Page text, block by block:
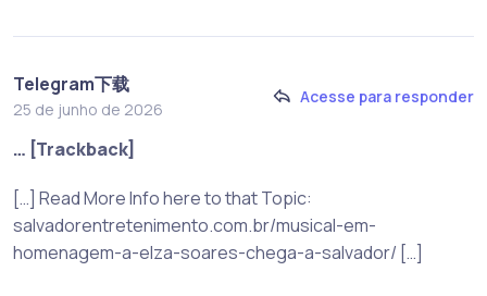
Telegram下载
25 de junho de 2026
Acesse para responder
… [Trackback]
[…] Read More Info here to that Topic:
salvadorentretenimento.com.br/musical-em-
homenagem-a-elza-soares-chega-a-salvador/ […]